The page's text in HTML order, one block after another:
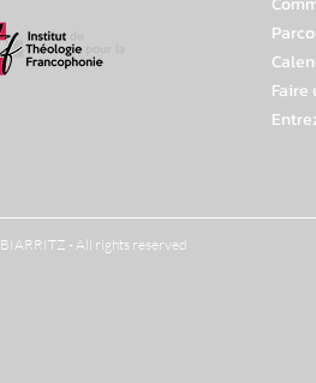
Faire
BIARRITZ - All rights reserved